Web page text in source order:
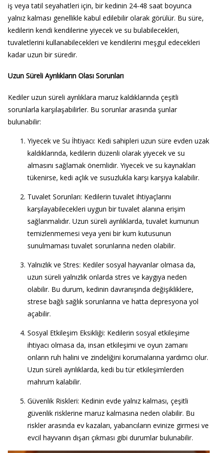
iş veya tatil seyahatleri için, bir kedinin 24-48 saat boyunca
yalnız kalması genellikle kabul edilebilir olarak görülür. Bu süre,
kedilerin kendi kendilerine yiyecek ve su bulabilecekleri,
tuvaletlerini kullanabilecekleri ve kendilerini meşgul edecekleri
kadar uzun bir süredir.
Uzun Süreli Ayrılıkların Olası Sorunları
Kediler uzun süreli ayrılıklara maruz kaldıklarında çeşitli
sorunlarla karşılaşabilirler. Bu sorunlar arasında şunlar
bulunabilir:
Yiyecek ve Su İhtiyacı: Kedi sahipleri uzun süre evden uzak
kaldıklarında, kedilerin düzenli olarak yiyecek ve su
almasını sağlamak önemlidir. Yiyecek ve su kaynakları
tükenirse, kedi açlık ve susuzlukla karşı karşıya kalabilir.
Tuvalet Sorunları: Kedilerin tuvalet ihtiyaçlarını
karşılayabilecekleri uygun bir tuvalet alanına erişim
sağlanmalıdır. Uzun süreli ayrılıklarda, tuvalet kumunun
temizlenmemesi veya yeni bir kum kutusunun
sunulmaması tuvalet sorunlarına neden olabilir.
Yalnızlık ve Stres: Kediler sosyal hayvanlar olmasa da,
uzun süreli yalnızlık onlarda stres ve kaygıya neden
olabilir. Bu durum, kedinin davranışında değişikliklere,
strese bağlı sağlık sorunlarına ve hatta depresyona yol
açabilir.
Sosyal Etkileşim Eksikliği: Kedilerin sosyal etkileşime
ihtiyacı olmasa da, insan etkileşimi ve oyun zamanı
onların ruh halini ve zindeliğini korumalarına yardımcı olur.
Uzun süreli ayrılıklarda, kedi bu tür etkileşimlerden
mahrum kalabilir.
Güvenlik Riskleri: Kedinin evde yalnız kalması, çeşitli
güvenlik risklerine maruz kalmasına neden olabilir. Bu
riskler arasında ev kazaları, yabancıların evinize girmesi ve
evcil hayvanın dışarı çıkması gibi durumlar bulunabilir.